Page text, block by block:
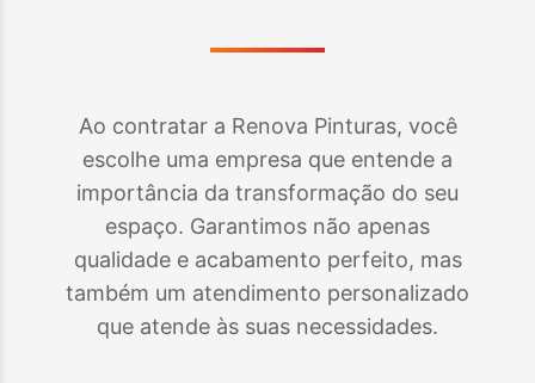
Ao contratar a Renova Pinturas, você
escolhe uma empresa que entende a
importância da transformação do seu
espaço. Garantimos não apenas
qualidade e acabamento perfeito, mas
também um atendimento personalizado
que atende às suas necessidades.